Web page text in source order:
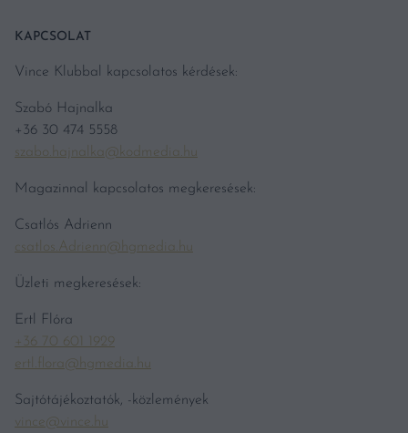
KAPCSOLAT
Vince Klubbal kapcsolatos kérdések:
Szabó Hajnalka
+36 30 474 5558
szabo.hajnalka@kodmedia.hu
Magazinnal kapcsolatos megkeresések:
Csatlós Adrienn
csatlos.Adrienn@hgmedia.hu
Üzleti megkeresések:
Ertl Flóra
+36 70 601 1929
ertl.flora@hgmedia.hu
Sajtótájékoztatók, -közlemények
vince@vince.hu